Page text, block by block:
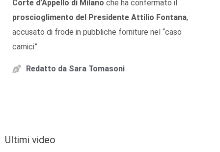
Corte d’Appello di Milano che ha confermato il
proscioglimento del Presidente Attilio Fontana,
accusato di frode in pubbliche forniture nel “caso
camici”.
Redatto da Sara Tomasoni
Ultimi video